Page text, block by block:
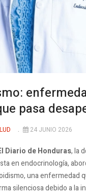
pasa
24 JUNIO 2026
Diario de Honduras, la
en endocrinología,
una enfermedad
silenciosa debido a la